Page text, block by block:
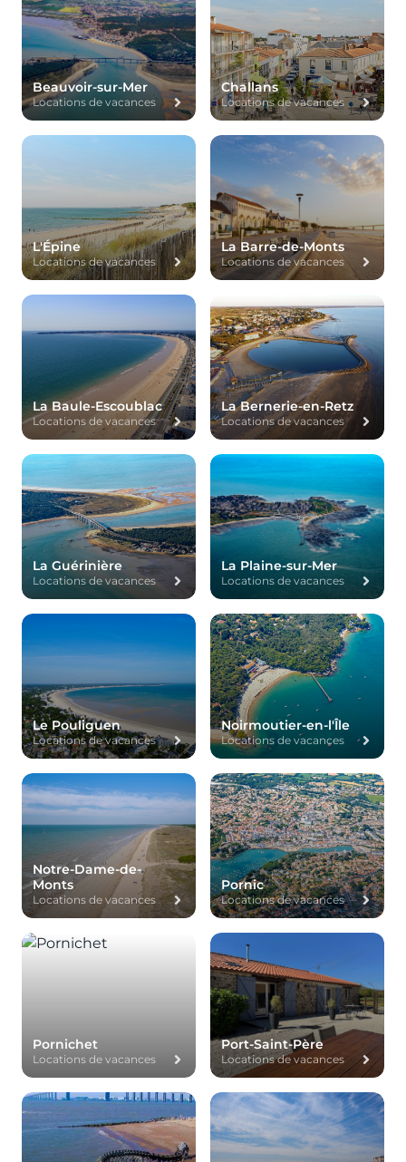
Beauvoir-sur-Mer
Locations de vacances
Challans
Locations de vacances
L'Épine
Locations de vacances
La Barre-de-Monts
Locations de vacances
La Baule-Escoublac
Locations de vacances
La Bernerie-en-Retz
Locations de vacances
La Guérinière
Locations de vacances
La Plaine-sur-Mer
Locations de vacances
Le Pouliguen
Locations de vacances
Noirmoutier-en-l'Île
Locations de vacances
Notre-Dame-de-
Monts
Locations de vacances
Pornic
Locations de vacances
Pornichet
Locations de vacances
Port-Saint-Père
Locations de vacances